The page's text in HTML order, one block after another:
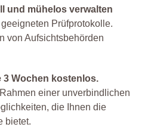
und mühelos verwalten
Prüfprotokolle.
von Aufsichtsbehörden
3 Wochen kostenlos.
einer unverbindlichen
die Ihnen die
bietet.